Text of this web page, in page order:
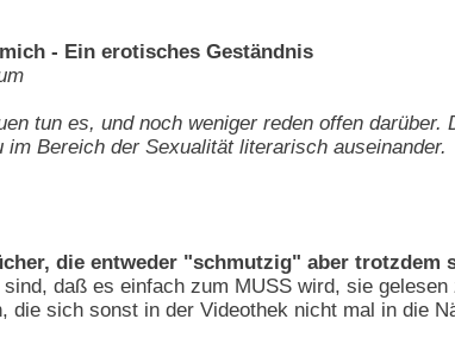
- Ein erotisches Geständnis
tun es, und noch weniger reden offen
im Bereich der Sexualität literarisch auseinander.
die entweder "schmutzig" aber trotzdem
daß es einfach zum MUSS wird, sie
die sich sonst in der Videothek nicht mal in die